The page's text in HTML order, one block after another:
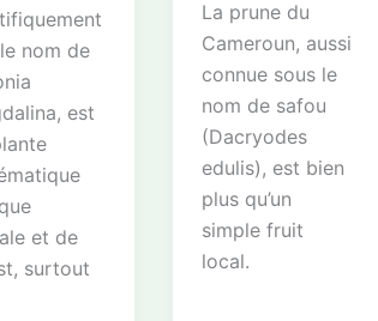
nom de
est
et de
surtout
La prune du
Cameroun, aussi
connue sous le
nom de safou
(Dacryodes
edulis), est bien
plus qu’un
simple fruit
local.